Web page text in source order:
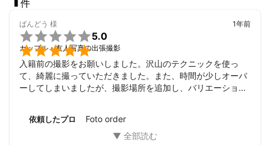
件
ばんどう 様


5.0
カップル・友人写真の出張撮影
1年前
入籍前の撮影をお願いしました。沢山のテクニックを使っ
て、綺麗に撮っていただきました。また、時間が少しオーバ
ーしてしまいましたが、撮影場所を追加し、バリエーション
依頼したプロ Foto order